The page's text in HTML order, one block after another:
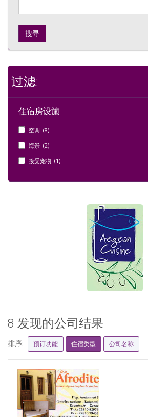
搜寻
过滤:
住宿房设施
空调 (8)
海景 (2)
接受宠物 (1)
8 发现的公司结果
排序: 预订功能 住宿类型 公司名称